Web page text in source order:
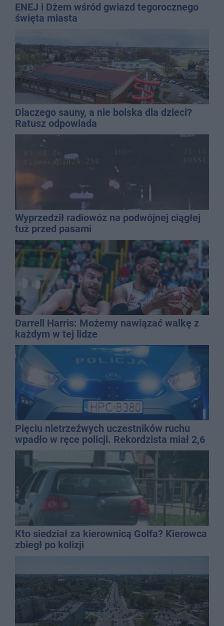
ENEJ i Dżem wśród gwiazd tegorocznego
święta miasta
Dlaczego sauny, a nie boiska dla dzieci?
Ratusz odpowiada
Wyprzedził radiowóz na podwójnej ciągłej
tuż przed pasami
Darrell Harris: Możemy nawiązać walkę z
każdym w tej lidze
Pięciu nietrzeźwych uczestników ruchu
wpadło w ręce policji. Rekordzista miał 2,6
promila
Kto siedział za kierownicą Golfa? Kierowca
zbiegł po kolizji